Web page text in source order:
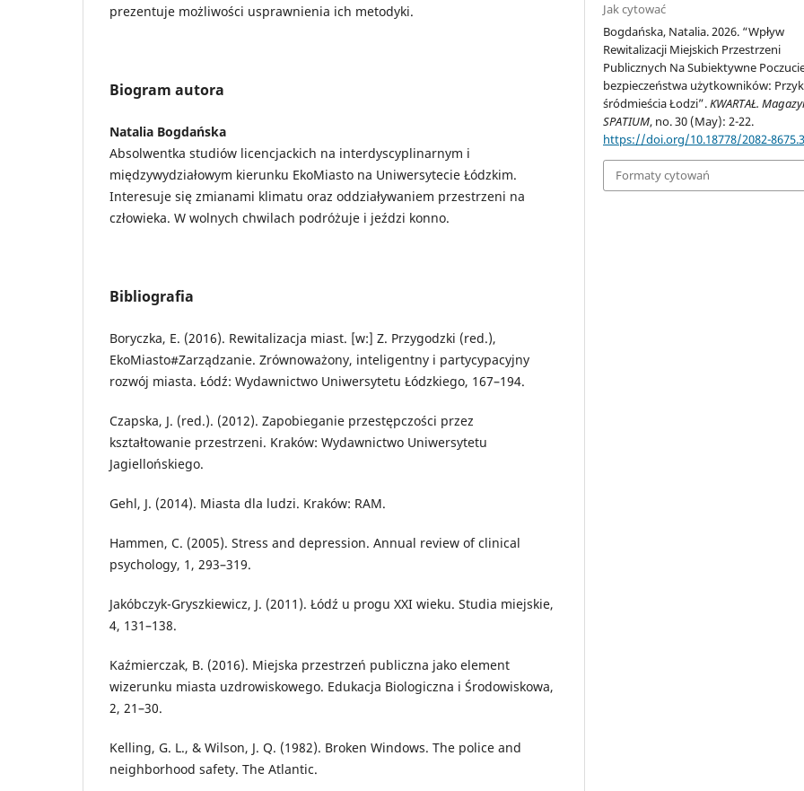
prezentuje możliwości usprawnienia ich metodyki.
Biogram autora
Natalia Bogdańska
Absolwentka studiów licencjackich na interdyscyplinarnym i
międzywydziałowym kierunku EkoMiasto na Uniwersytecie Łódzkim.
Interesuje się zmianami klimatu oraz oddziaływaniem przestrzeni na
człowieka. W wolnych chwilach podróżuje i jeździ konno.
Bibliografia
Boryczka, E. (2016). Rewitalizacja miast. [w:] Z. Przygodzki (red.),
EkoMiasto#Zarządzanie. Zrównoważony, inteligentny i partycypacyjny
rozwój miasta. Łódź: Wydawnictwo Uniwersytetu Łódzkiego, 167–194.
Czapska, J. (red.). (2012). Zapobieganie przestępczości przez
kształtowanie przestrzeni. Kraków: Wydawnictwo Uniwersytetu
Jagiellońskiego.
Gehl, J. (2014). Miasta dla ludzi. Kraków: RAM.
Hammen, C. (2005). Stress and depression. Annual review of clinical
psychology, 1, 293–319.
Jakóbczyk-Gryszkiewicz, J. (2011). Łódź u progu XXI wieku. Studia miejskie,
4, 131–138.
Kaźmierczak, B. (2016). Miejska przestrzeń publiczna jako element
wizerunku miasta uzdrowiskowego. Edukacja Biologiczna i Środowiskowa,
2, 21–30.
Kelling, G. L., & Wilson, J. Q. (1982). Broken Windows. The police and
neighborhood safety. The Atlantic.
Jak cytować
Bogdańska, Natalia. 2026. “Wpływ
Rewitalizacji Miejskich Przestrzeni
Publicznych Na Subiektywne
bezpieczeństwa użytkowników:
śródmieścia Łodzi”.KWARTAŁ.
SPATIUM, no. 30 (May): 2-22.
https://doi.org/10.18778/2082-
Formaty cytowań